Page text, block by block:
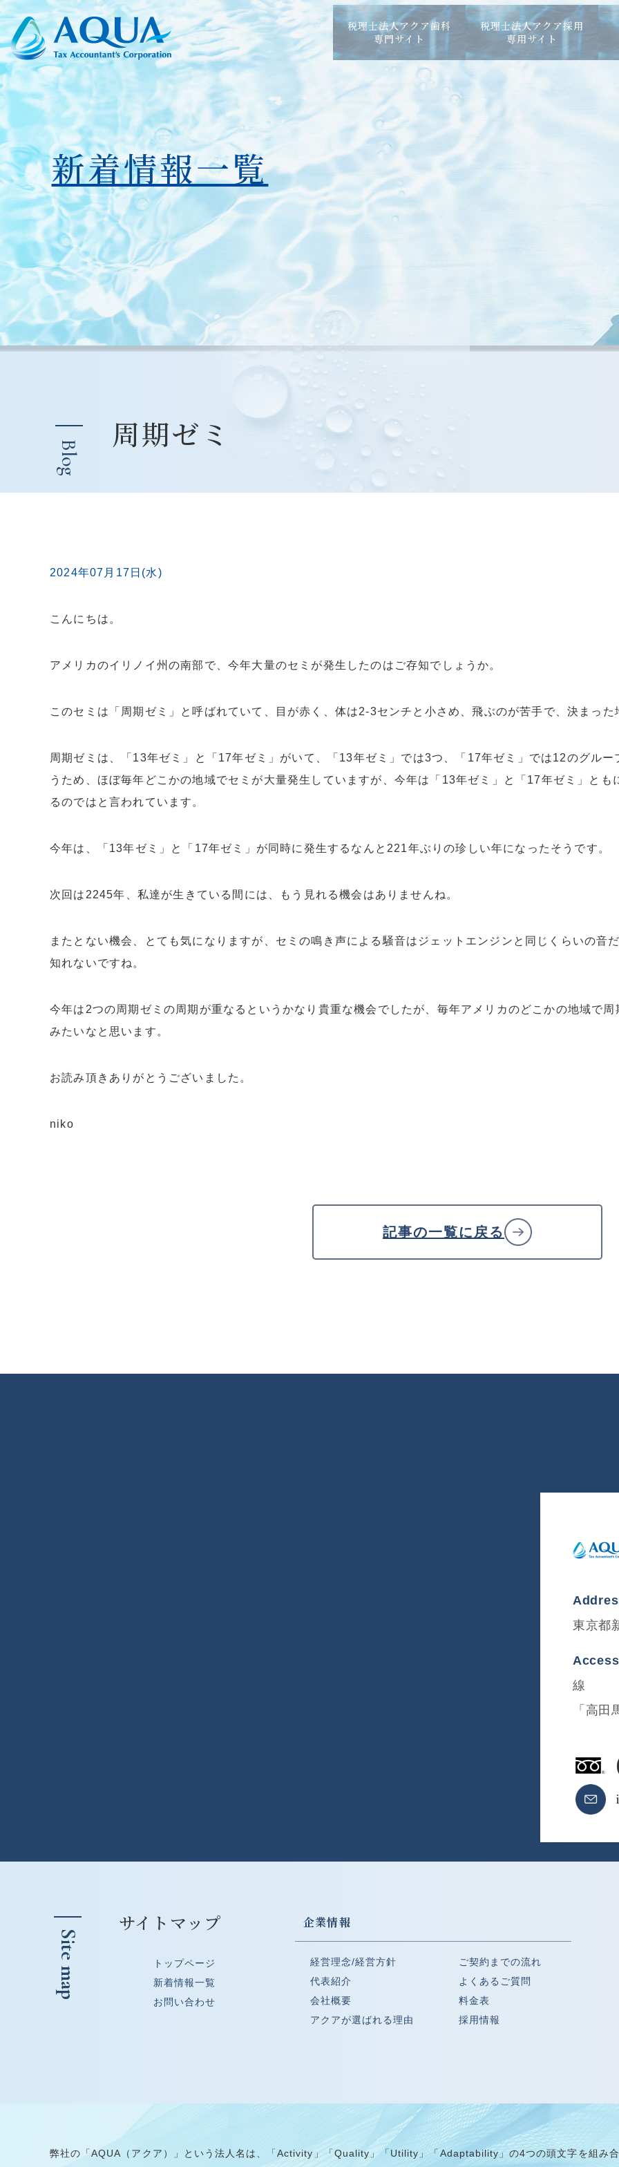
税理士法人アクア歯科
専門サイト
税理士法人アクア採用
専用サイト
新着情報一覧
周期ゼミ
Blog
2024年07月17日(水)
こんにちは。
アメリカのイリノイ州の南部で、今年大量のセミが発生したのはご存知でしょうか。
このセミは「周期ゼミ」と呼ばれていて、目が赤く、体は2-3センチと小さめ、飛ぶのが苦手で、決まっ
周期ゼミは、「13年ゼミ」と「17年ゼミ」がいて、「13年ゼミ」では3つ、「17年ゼミ」では12のグル
うため、ほぼ毎年どこかの地域でセミが大量発生していますが、今年は「13年ゼミ」と「17年ゼミ」と
るのではと言われています。
今年は、「13年ゼミ」と「17年ゼミ」が同時に発生するなんと221年ぶりの珍しい年になったそうです。
次回は2245年、私達が生きている間には、もう見れる機会はありませんね。
またとない機会、とても気になりますが、セミの鳴き声による騒音はジェットエンジンと同じくらいの音
知れないですね。
今年は2つの周期ゼミの周期が重なるというかなり貴重な機会でしたが、毎年アメリカのどこかの地域で
みたいなと思います。
お読み頂きありがとうございました。
niko
記事の一覧に戻る
東京都
線
「高
Site map
サイトマップ
トップページ
新着情報一覧
お問い合わせ
企業情報
経営理念/経営方針
代表紹介
会社概要
アクアが選ばれる理由
ご契約までの流れ
よくあるご質問
料金表
採用情報
弊社の「AQUA（アクア）」という法人名は、「Activity」「Quality」「Utility」「Adaptability」の4つの頭文字を組み